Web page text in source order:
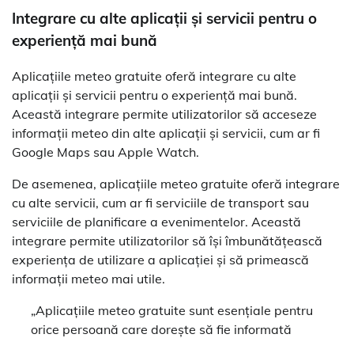
Integrare cu alte aplicații și servicii pentru o
experiență mai bună
Aplicațiile meteo gratuite oferă integrare cu alte
aplicații și servicii pentru o experiență mai bună.
Această integrare permite utilizatorilor să acceseze
informații meteo din alte aplicații și servicii, cum ar fi
Google Maps sau Apple Watch.
De asemenea, aplicațiile meteo gratuite oferă integrare
cu alte servicii, cum ar fi serviciile de transport sau
serviciile de planificare a evenimentelor. Această
integrare permite utilizatorilor să își îmbunătățească
experiența de utilizare a aplicației și să primească
informații meteo mai utile.
„Aplicațiile meteo gratuite sunt esențiale pentru
orice persoană care dorește să fie informată